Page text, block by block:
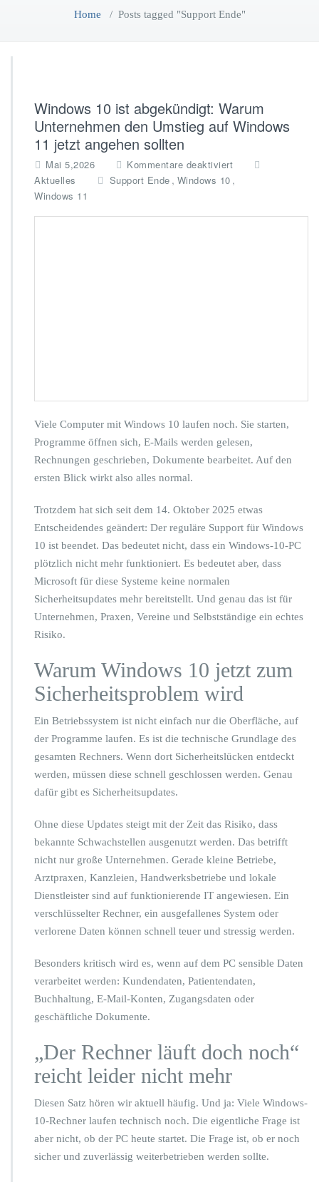
Home / Posts tagged "Support Ende"
Windows 10 ist abgekündigt: Warum
Unternehmen den Umstieg auf Windows
11 jetzt angehen sollten
Mai 5,2026 Kommentare deaktiviert
i
g
e
ü
n
g
W
a
r
U
n
n
e
h
m
e
d
e
m
t
i
e
g
u
f
n
o
1
1
t
z
t
n
Aktuelles Support Ende , Windows 10 ,
Windows 11
Viele Computer mit Windows 10 laufen noch. Sie starten,
Programme öffnen sich, E-Mails werden gelesen,
Rechnungen geschrieben, Dokumente bearbeitet. Auf den
ersten Blick wirkt also alles normal.
Trotzdem hat sich seit dem 14. Oktober 2025 etwas
Entscheidendes geändert: Der reguläre Support für Windows
10 ist beendet. Das bedeutet nicht, dass ein Windows-10-PC
plötzlich nicht mehr funktioniert. Es bedeutet aber, dass
Microsoft für diese Systeme keine normalen
Sicherheitsupdates mehr bereitstellt. Und genau das ist für
Unternehmen, Praxen, Vereine und Selbstständige ein echtes
Risiko.
Warum Windows 10 jetzt zum
Sicherheitsproblem wird
Ein Betriebssystem ist nicht einfach nur die Oberfläche, auf
der Programme laufen. Es ist die technische Grundlage des
gesamten Rechners. Wenn dort Sicherheitslücken entdeckt
werden, müssen diese schnell geschlossen werden. Genau
dafür gibt es Sicherheitsupdates.
Ohne diese Updates steigt mit der Zeit das Risiko, dass
bekannte Schwachstellen ausgenutzt werden. Das betrifft
nicht nur große Unternehmen. Gerade kleine Betriebe,
Arztpraxen, Kanzleien, Handwerksbetriebe und lokale
Dienstleister sind auf funktionierende IT angewiesen. Ein
verschlüsselter Rechner, ein ausgefallenes System oder
verlorene Daten können schnell teuer und stressig werden.
Besonders kritisch wird es, wenn auf dem PC sensible Daten
verarbeitet werden: Kundendaten, Patientendaten,
Buchhaltung, E-Mail-Konten, Zugangsdaten oder
geschäftliche Dokumente.
„Der Rechner läuft doch noch“
reicht leider nicht mehr
Diesen Satz hören wir aktuell häufig. Und ja: Viele Windows-
10-Rechner laufen technisch noch. Die eigentliche Frage ist
aber nicht, ob der PC heute startet. Die Frage ist, ob er noch
sicher und zuverlässig weiterbetrieben werden sollte.